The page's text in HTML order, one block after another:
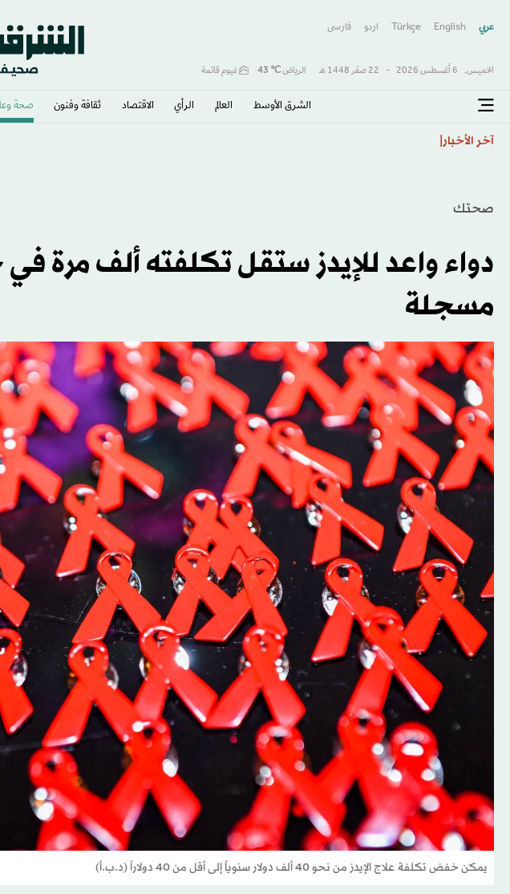
عربي English
Türkçe اردو فارسى
الخميس, 6 أغسطس 2026 - 22 صفَر 1448 هـ الرياض℃
43 غيوم قاتمة
الشرق الأوسط​ العالم الرأي الاقتصاد ثقافة وفنون صحة
آخر الأخبار
صحتك
دواء واعد للإيدز ستقل تكلفته ألف مرة
مسجلة
يمكن خفض تكلفة علاج الإيدز من نحو 40 ألف دولار سنوياً إلى أقل من 40 دولاراً (د.ب.أ)